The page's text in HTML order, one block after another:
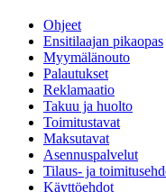
Ohjeet
Ensitilaajan pikaopas
Myymälänouto
Palautukset
Reklamaatio
Takuu ja huolto
Toimitustavat
Maksutavat
Asennuspalvelut
Tilaus- ja
Käyttöehdot